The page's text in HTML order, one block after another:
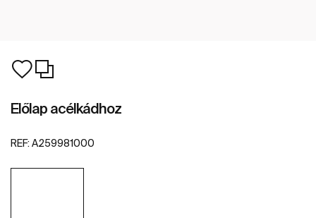
Előlap acélkádhoz
REF: A259981000